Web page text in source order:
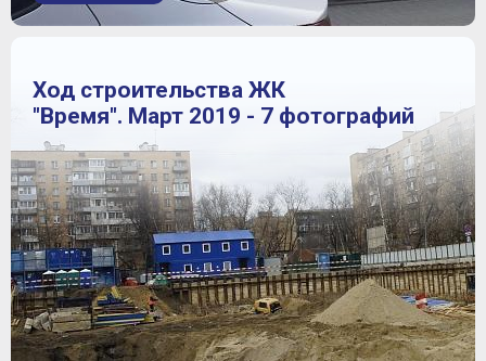
Ход строительства ЖК
"Время". Март 2019 - 7 фотографий